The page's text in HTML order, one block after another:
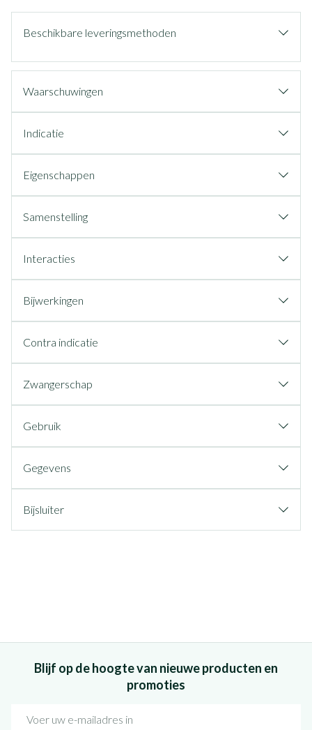
Beschikbare leveringsmethoden
Waarschuwingen
Indicatie
Eigenschappen
Samenstelling
Interacties
Bijwerkingen
Contra indicatie
Zwangerschap
Gebruik
Gegevens
Bijsluiter
Blijf op de hoogte van nieuwe producten en
promoties